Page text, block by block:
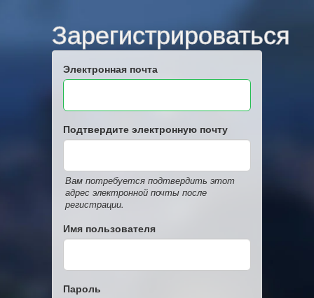
Зарегистрироваться
Электронная почта
Подтвердите электронную почту
Вам потребуется подтвердить этот
адрес электронной почты после
регистрации.
Имя пользователя
Пароль